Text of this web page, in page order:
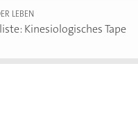
LEBEN
Kinesiologisches Tape